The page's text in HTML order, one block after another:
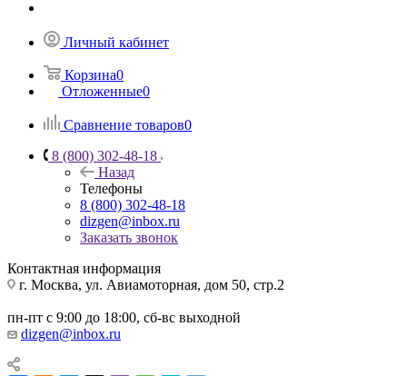
Личный кабинет
Корзина0
Отложенные0
Сравнение товаров0
8 (800) 302-48-18
Назад
Телефоны
8 (800) 302-48-18
dizgen@inbox.ru
Заказать звонок
Контактная информация
г. Москва, ул. Авиамоторная, дом 50, стр.2
пн-пт с 9:00 до 18:00, сб-вс выходной
dizgen@inbox.ru